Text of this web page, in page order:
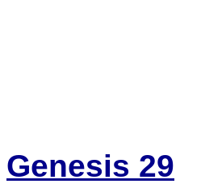
Genesis 29